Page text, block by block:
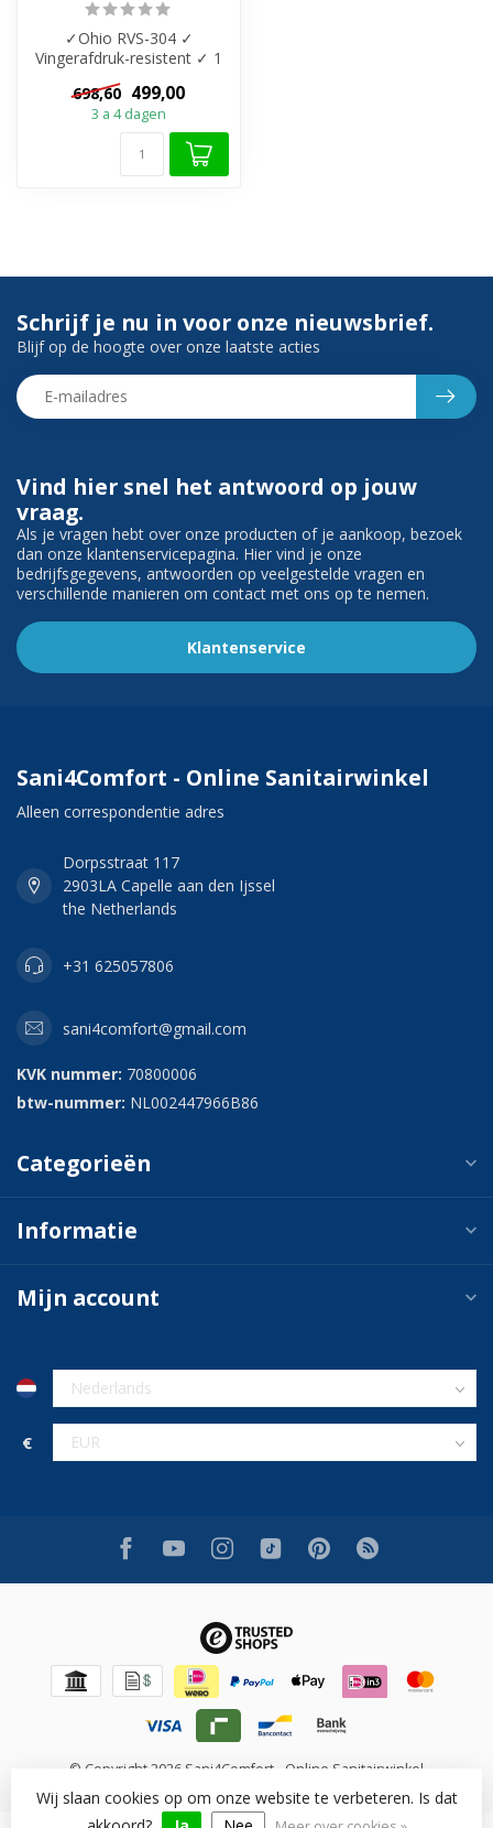
✓Ohio RVS-304 ✓
Vingerafdruk-resistent ✓ 1
hoofddouche ✓ 3 verticale
massagedouc...
698,60 499,00
3 a 4 dagen
Vind hier snel het antwoord op jouw
vraag.
Als je vragen hebt over onze producten of je aankoop, bezoek
dan onze klantenservicepagina. Hier vind je onze
bedrijfsgegevens, antwoorden op veelgestelde vragen en
verschillende manieren om contact met ons op te nemen.
Klantenservice
Schrijf je nu in voor onze nieuwsbrief.
Blijf op de hoogte over onze laatste acties
Sani4Comfort - Online Sanitairwinkel
Alleen correspondentie adres
Dorpsstraat 117
2903LA Capelle aan den Ijssel
the Netherlands
+31 625057806
sani4comfort@gmail.com
KVK nummer: 70800006
btw-nummer: NL002447966B86
Categorieën
Informatie
Mijn account
€
© Copyright 2026 Sani4Comfort - Online Sanitairwinkel
Wij slaan cookies op om onze website te verbeteren. Is dat